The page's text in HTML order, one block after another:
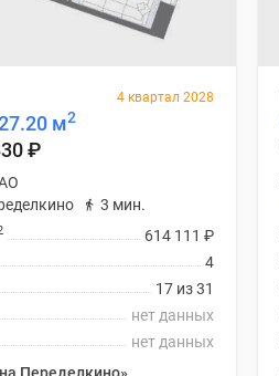
4 квартал 2028
м2
₽
3 мин.
614 111 ₽
4
17 из 31
нет данных
нет данных
Переделкино»